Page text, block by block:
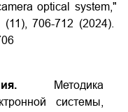
optical system,"
706-712 (2024).
Методика
системы,